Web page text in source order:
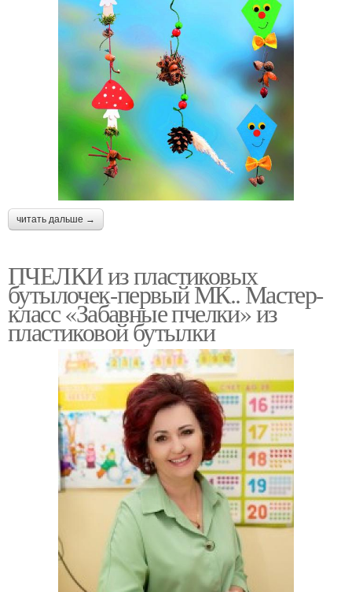
читать дальше →
ПЧЕЛКИ из пластиковых
бутылочек-первый МК.. Мастер-
класс «Забавные пчелки» из
пластиковой бутылки